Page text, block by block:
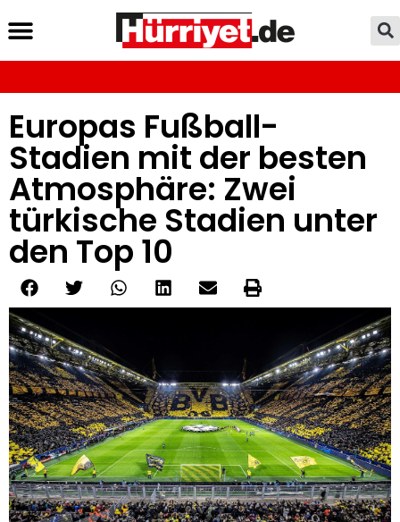
Europas Fußball-
Stadien mit der besten
Atmosphäre: Zwei
türkische Stadien unter
den Top 10